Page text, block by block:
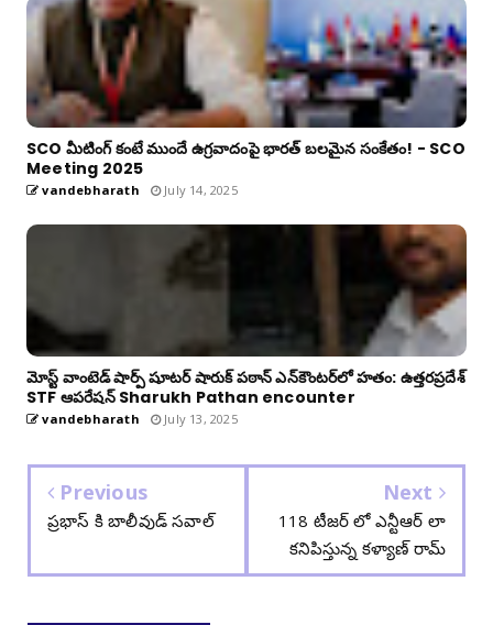
SCO మీటింగ్ కంటే ముందే ఉగ్రవాదంపై భారత్ బలమైన సంకేతం! - SCO
Meeting 2025
vandebharath July 14, 2025
మోస్ట్ వాంటెడ్ షార్ప్ షూటర్ షారుక్ పఠాన్ ఎన్‌కౌంటర్‌లో హతం: ఉత్తరప్రదేశ్
STF ఆపరేషన్ Sharukh Pathan encounter
vandebharath July 13, 2025
Previous
ప్రభాస్ కి బాలీవుడ్ సవాల్
Next
118 టీజర్ లో ఎన్టీఆర్ లా
కనిపిస్తున్న కళ్యాణ్ రామ్